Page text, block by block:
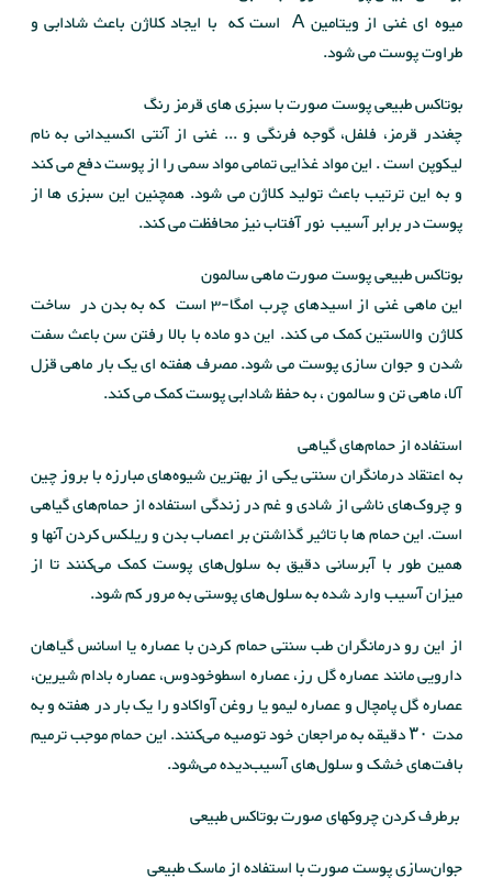
میوه ای غنی از ویتامین A است که با ایجاد کلاژن باعث شادابی و
طراوت پوست می شود.
بوتاکس طبیعی پوست صورت با سبزی های قرمز رنگ
چغندر قرمز، فلفل، گوجه فرنگی و ... غنی از آنتی اکسیدانی به نام
لیکوپن است . این مواد غذایی تمامی مواد سمی را از پوست دفع می کند
و به این ترتیب باعث تولید کلاژن می شود. همچنین این سبزی ها از
پوست در برابر آسیب نور آفتاب نیز محافظت می کند.
بوتاکس طبیعی پوست صورت ماهی سالمون
این ماهی غنی از اسیدهای چرب امگا-3 است که به بدن در ساخت
کلاژن والاستین کمک می کند. این دو ماده با بالا رفتن سن باعث سفت
شدن و جوان سازی پوست می شود. مصرف هفته ای یک بار ماهی قزل
آلا، ماهی تن و سالمون ، به حفظ شادابی پوست کمک می کند.
استفاده از حمام‌های گیاهی
به اعتقاد درمانگران سنتی یکی از بهترین شیوه‌های مبارزه با بروز چین
و چروک‌های ناشی از شادی و غم در زندگی استفاده از حمام‌های گیاهی
است. این حمام ها با تاثیر گذاشتن بر اعصاب بدن و ریلکس کردن آنها و
همین طور با آبرسانی دقیق به سلول‌های پوست کمک می‌کنند تا از
میزان آسیب وارد شده به سلول‌های پوستی به مرور کم شود.
از این رو درمانگران طب سنتی حمام کردن با عصاره یا اسانس گیاهان
دارویی مانند عصاره گل رز، عصاره اسطوخودوس، عصاره بادام شیرین،
عصاره گل پامچال و عصاره لیمو یا روغن آواکادو را یک بار در هفته و به
مدت ۳۰ دقیقه به مراجعان خود توصیه می‌کنند. این حمام موجب ترمیم
بافت‌های خشک و سلول‌های آسیب‌دیده می‌شود.
برطرف کردن چروکهای صورت بوتاکس طبیعی
جوان‌سازی پوست صورت با استفاده از ماسک طبیعی